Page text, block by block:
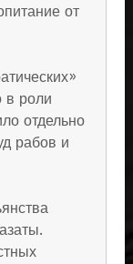
от
в роли
отдельно
рабов и